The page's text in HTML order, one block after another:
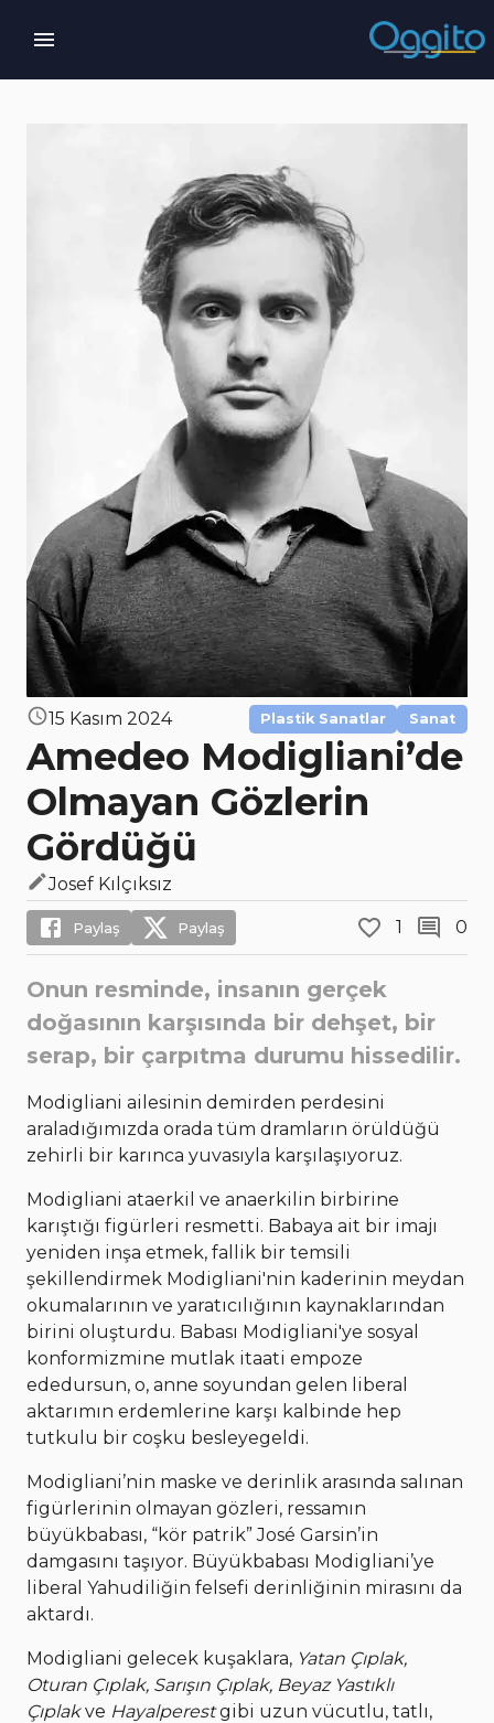
15 Kasım 2024 Plastik Sanatlar Sanat
Amedeo Modigliani’de
Olmayan Gözlerin
Gördüğü
Josef Kılçıksız
Paylaş Paylaş 1 0
Onun resminde, insanın gerçek
doğasının karşısında bir dehşet, bir
serap, bir çarpıtma durumu hissedilir.
Modigliani ailesinin demirden perdesini
araladığımızda orada tüm dramların örüldüğü
zehirli bir karınca yuvasıyla karşılaşıyoruz.
Modigliani ataerkil ve anaerkilin birbirine
karıştığı figürleri resmetti. Babaya ait bir imajı
yeniden inşa etmek, fallik bir temsili
şekillendirmek Modigliani'nin kaderinin meydan
okumalarının ve yaratıcılığının kaynaklarından
birini oluşturdu. Babası Modigliani'ye sosyal
konformizmine mutlak itaati empoze
ededursun, o, anne soyundan gelen liberal
aktarımın erdemlerine karşı kalbinde hep
tutkulu bir coşku besleyegeldi.
Modigliani’nin maske ve derinlik arasında salınan
figürlerinin olmayan gözleri, ressamın
büyükbabası, “kör patrik” José Garsin’in
damgasını taşıyor. Büyükbabası Modigliani’ye
liberal Yahudiliğin felsefi derinliğinin mirasını da
aktardı.
Modigliani gelecek kuşaklara, Yatan Çıplak,
Oturan Çıplak, Sarışın Çıplak, Beyaz Yastıklı
Çıplakve Hayalperestgibi uzun vücutlu, tatlı,